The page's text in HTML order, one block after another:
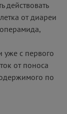
действовать
от диареи
уже с первого
от поноса
по